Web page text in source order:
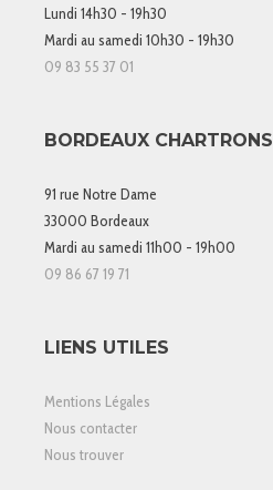
Lundi 14h30 - 19h30
Mardi au samedi 10h30 - 19h30
09 83 55 37 01
BORDEAUX CHARTRONS
91 rue Notre Dame
33000 Bordeaux
Mardi au samedi 11h00 - 19h00
09 86 67 19 71
LIENS UTILES
Mentions Légales
Nous contacter
Nous trouver